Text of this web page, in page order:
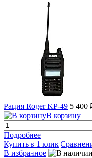
Рация Roger KP-49 5 400
В корзину
Подробнее
Купить в 1 клик
В избранное